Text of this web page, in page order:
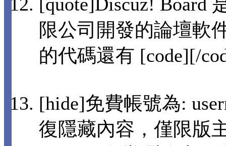
限公司開發的論壇軟
的代碼還有 [code][/
[hide]免費帳號為:
復隱藏內容，僅限版